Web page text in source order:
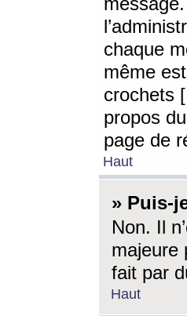
chaque
même
crochets
propos
page de
Haut
» Puis-
Non. Il
majeure
fait par
Haut